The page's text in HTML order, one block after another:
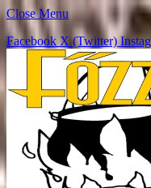
Close Menu
Facebook X (Twitter)